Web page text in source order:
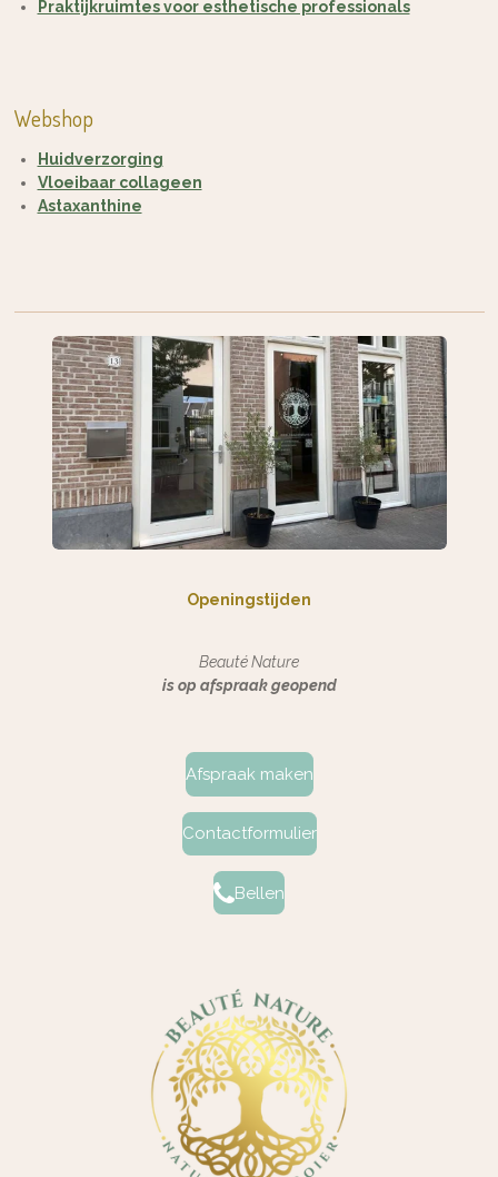
Praktijkruimtes voor esthetische professionals
Webshop
Huidverzorging
Vloeibaar collageen
Astaxanthine
Openingstijden
Beauté Nature
is op afspraak geopend
Afspraak maken
Contactformulier
Bellen